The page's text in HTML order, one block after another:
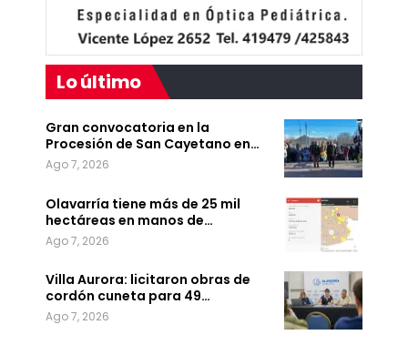
Lo último
Gran convocatoria en la
Procesión de San Cayetano en…
Ago 7, 2026
Olavarría tiene más de 25 mil
hectáreas en manos de…
Ago 7, 2026
Villa Aurora: licitaron obras de
cordón cuneta para 49…
Ago 7, 2026